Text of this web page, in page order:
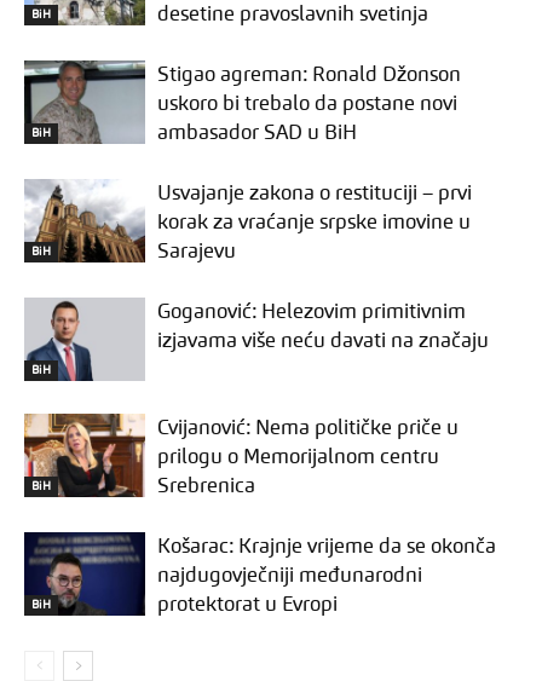
BiH
desetine pravoslavnih svetinja
BiH
Stigao agreman: Ronald Džonson
uskoro bi trebalo da postane novi
ambasador SAD u BiH
BiH
Usvajanje zakona o restituciji – prvi
korak za vraćanje srpske imovine u
Sarajevu
BiH
Goganović: Helezovim primitivnim
izjavama više neću davati na značaju
BiH
Cvijanović: Nema političke priče u
prilogu o Memorijalnom centru
Srebrenica
BiH
Košarac: Krajnje vrijeme da se okonča
najdugovječniji međunarodni
protektorat u Evropi